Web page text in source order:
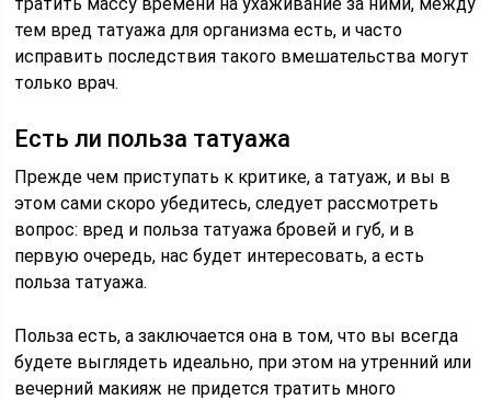
тем вред татуажа для организма есть, и часто
исправить последствия такого вмешательства могут
только врач.
Есть ли польза татуажа
Прежде чем приступать к критике, а татуаж, и вы в
этом сами скоро убедитесь, следует рассмотреть
вопрос: вред и польза татуажа бровей и губ, и в
первую очередь, нас будет интересовать, а есть
польза татуажа.
Польза есть, а заключается она в том, что вы всегда
будете выглядеть идеально, при этом на утренний или
вечерний макияж не придется тратить много